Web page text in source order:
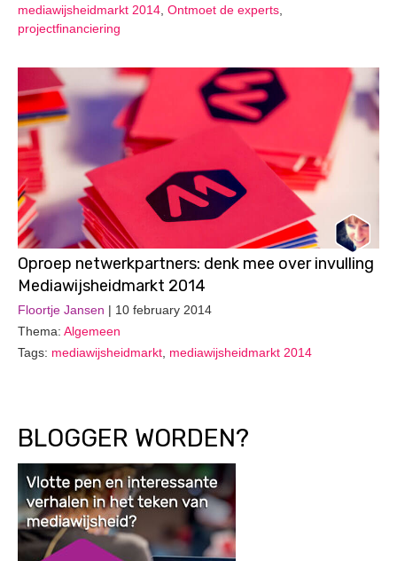
mediawijsheidmarkt 2014, Ontmoet de experts,
projectfinanciering
Oproep netwerkpartners: denk mee over invulling
Mediawijsheidmarkt 2014
Floortje Jansen | 10 february 2014
Thema: Algemeen
Tags: mediawijsheidmarkt mediawijsheidmarkt 2014
BLOGGER WORDEN?